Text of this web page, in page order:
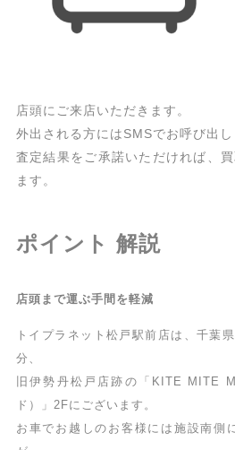
店頭にご来店いただきます。
外出される方にはSMSでお呼び出し
査定結果をご承諾いただければ、
ます。
ポイント 解説
店頭まで運ぶ手間を軽減
トイプラネット松戸駅前店は、千葉
分、
旧伊勢丹松戸店跡の「KITE MITE
ド）」2Fにございます。
お車でお越しのお客様には施設南側